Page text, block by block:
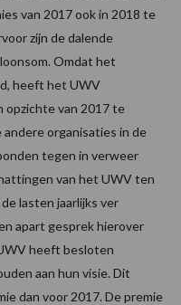
van 2017 ook in 2018 te
zijn de dalende
Omdat het
heeft het UWV
opzichte van 2017 te
andere organisaties in de
tegen in verweer
van het UWV ten
lasten jaarlijks ver
apart gesprek hierover
heeft besloten
aan hun visie. Dit
dan voor 2017. De premie